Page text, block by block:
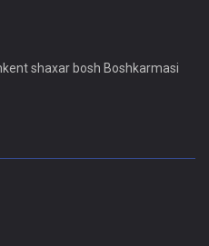
shaxar bosh Boshkarmasi